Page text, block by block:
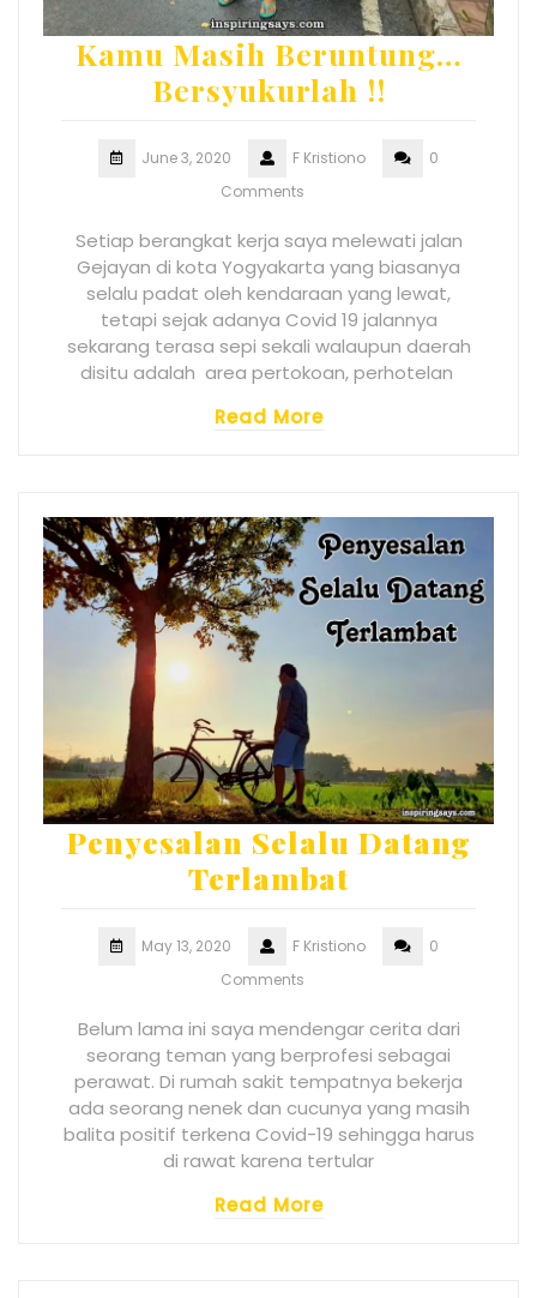
Kamu Masih Beruntung…
Bersyukurlah !!
June 3, 2020 F Kristiono
0
Comments
Setiap berangkat kerja saya melewati jalan
Gejayan di kota Yogyakarta yang biasanya
selalu padat oleh kendaraan yang lewat,
tetapi sejak adanya Covid 19 jalannya
sekarang terasa sepi sekali walaupun daerah
disitu adalah area pertokoan, perhotelan
Read More
Penyesalan Selalu Datang
Terlambat
May 13, 2020 F Kristiono
0
Comments
Belum lama ini saya mendengar cerita dari
seorang teman yang berprofesi sebagai
perawat. Di rumah sakit tempatnya bekerja
ada seorang nenek dan cucunya yang masih
balita positif terkena Covid-19 sehingga harus
di rawat karena tertular
Read More